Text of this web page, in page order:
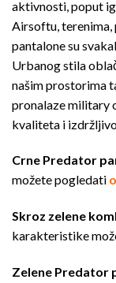
aktivnosti, poput
Airsoftu,
pantalone su
Urbanog stila
našim prostorima
pronalaze military
kvaliteta i
Crne Predator
možete pogledati
Skroz zelene
karakteristike
Zelene Predator